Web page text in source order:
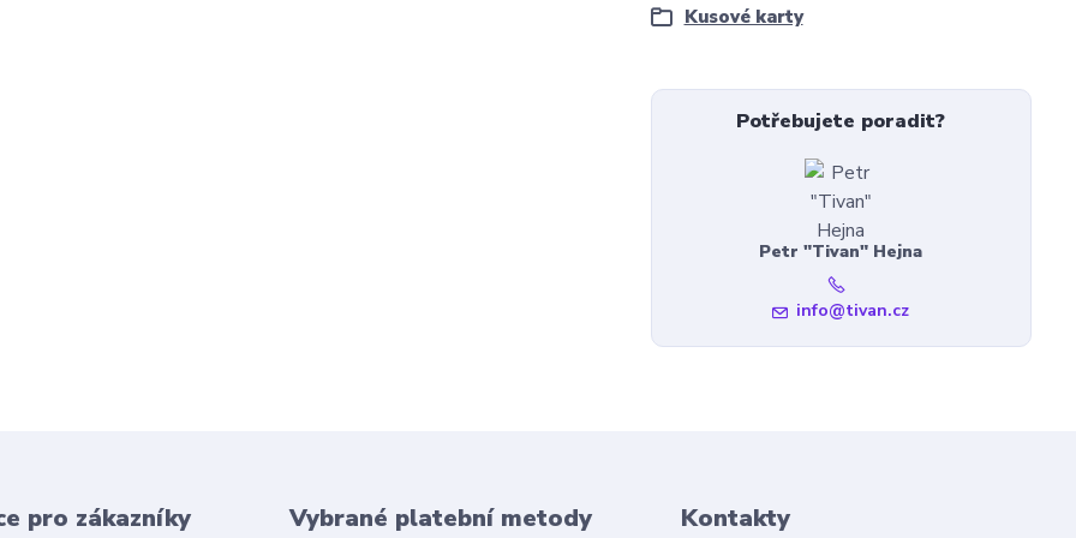
Kusové karty
Potřebujete poradit?
Petr "Tivan" Hejna
info@tivan.cz
pro zákazníky Vybrané platební metody Kontakty